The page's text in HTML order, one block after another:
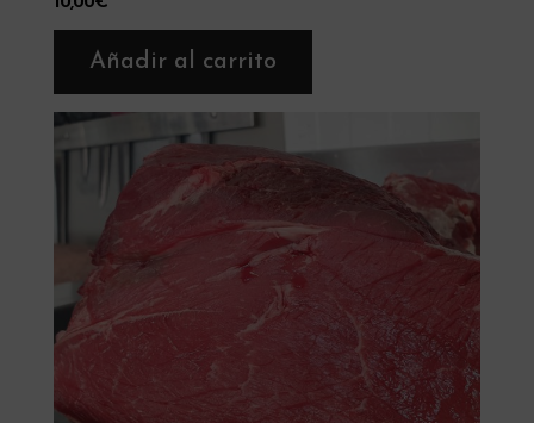
Añadir al carrito